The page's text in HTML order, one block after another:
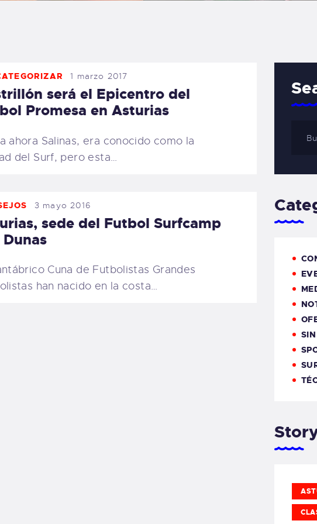
CARRITO
FAMILY
SALINAS
1 marzo 2017
será el Epicentro del
Promesa en Asturias
ahora Salinas, era conocido como la
del Surf, pero esta…
3 mayo 2016
sede del Futbol Surfcamp
Dunas
Cuna de Futbolistas Grandes
han nacido en la costa…